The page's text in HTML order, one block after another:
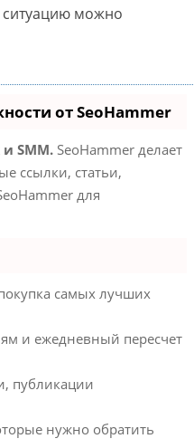
ситуацию можно
от SeoHammer
SMM. SeoHammer делает
ссылки, статьи,
для
самых лучших
и ежедневный пересчет
публикации
нужно обратить